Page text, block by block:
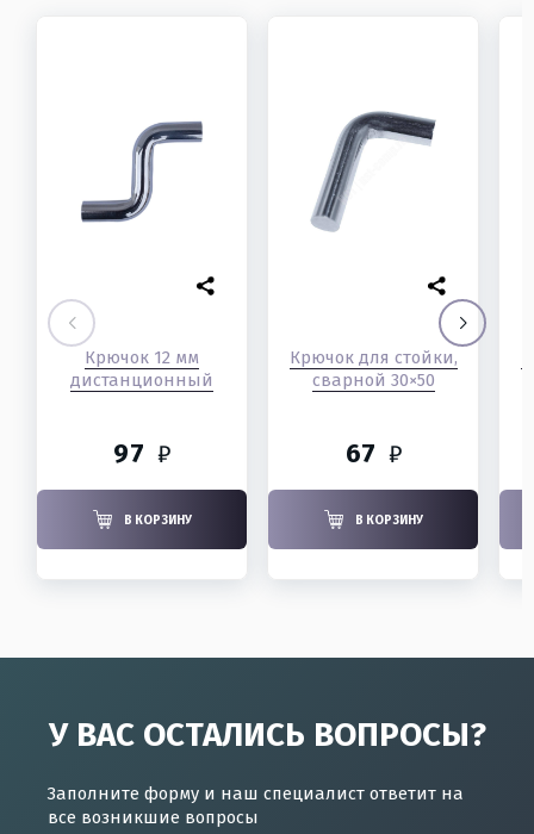
Крючок 12 мм
дистанционный
97 ₽
В КОРЗИНУ
Крючок для стойки,
сварной 30×50
67 ₽
В КОРЗИНУ
У ВАС ОСТАЛИСЬ ВОПРОСЫ?
Заполните форму и наш специалист ответит на
все возникшие вопросы